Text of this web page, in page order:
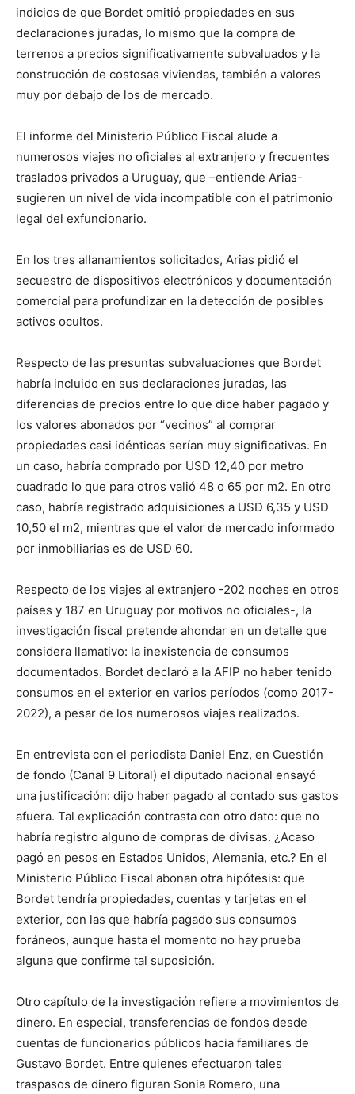
indicios de que Bordet omitió propiedades en sus
declaraciones juradas, lo mismo que la compra de
terrenos a precios significativamente subvaluados y la
construcción de costosas viviendas, también a valores
muy por debajo de los de mercado.
El informe del Ministerio Público Fiscal alude a
numerosos viajes no oficiales al extranjero y frecuentes
traslados privados a Uruguay, que –entiende Arias-
sugieren un nivel de vida incompatible con el patrimonio
legal del exfuncionario.
En los tres allanamientos solicitados, Arias pidió el
secuestro de dispositivos electrónicos y documentación
comercial para profundizar en la detección de posibles
activos ocultos.
Respecto de las presuntas subvaluaciones que Bordet
habría incluido en sus declaraciones juradas, las
diferencias de precios entre lo que dice haber pagado y
los valores abonados por “vecinos” al comprar
propiedades casi idénticas serían muy significativas. En
un caso, habría comprado por USD 12,40 por metro
cuadrado lo que para otros valió 48 o 65 por m2. En otro
caso, habría registrado adquisiciones a USD 6,35 y USD
10,50 el m2, mientras que el valor de mercado informado
por inmobiliarias es de USD 60.
Respecto de los viajes al extranjero -202 noches en otros
países y 187 en Uruguay por motivos no oficiales-, la
investigación fiscal pretende ahondar en un detalle que
considera llamativo: la inexistencia de consumos
documentados. Bordet declaró a la AFIP no haber tenido
consumos en el exterior en varios períodos (como 2017-
2022), a pesar de los numerosos viajes realizados.
En entrevista con el periodista Daniel Enz, en Cuestión
de fondo (Canal 9 Litoral) el diputado nacional ensayó
una justificación: dijo haber pagado al contado sus gastos
afuera. Tal explicación contrasta con otro dato: que no
habría registro alguno de compras de divisas. ¿Acaso
pagó en pesos en Estados Unidos, Alemania, etc.? En el
Ministerio Público Fiscal abonan otra hipótesis: que
Bordet tendría propiedades, cuentas y tarjetas en el
exterior, con las que habría pagado sus consumos
foráneos, aunque hasta el momento no hay prueba
alguna que confirme tal suposición.
Otro capítulo de la investigación refiere a movimientos de
dinero. En especial, transferencias de fondos desde
cuentas de funcionarios públicos hacia familiares de
Gustavo Bordet. Entre quienes efectuaron tales
traspasos de dinero figuran Sonia Romero, una